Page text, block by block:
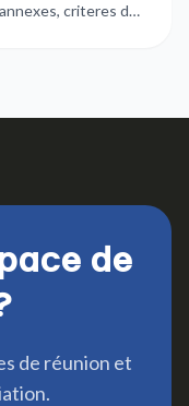
criteres de
de
de réunion et